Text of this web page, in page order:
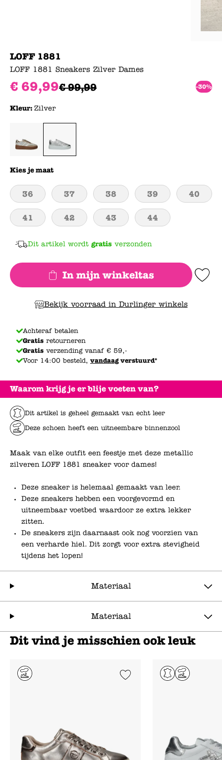
Waarom krijg je er blije voeten van?
Dit artikel is geheel gemaakt van echt leer
Deze schoen heeft een uitneembare binnenzool
Maak van elke outfit een feestje met deze metallic
zilveren LOFF 1881 sneaker voor dames!
Deze sneaker is helemaal gemaakt van leer.
Deze sneakers hebben een voorgevormd en
uitneembaar voetbed waardoor ze extra lekker
zitten.
De sneakers zijn daarnaast ook nog voorzien van
een verharde hiel. Dit zorgt voor extra stevigheid
tijdens het lopen!
Materiaal
Materiaal
LOFF 1881
LOFF 1881 Sneakers Zilver Dames
€ 69,99€ 99,99 -30%
Kleur: Zilver
Kies je maat
36 37 38 39 40
41 42 43 44
Dit artikel wordt gratis verzonden
In mijn winkeltas Add to
Bekijk voorraad in Durlinger winkels
Achteraf betalen
Gratis retourneren
Gratis verzending vanaf € 59,-
Voor 14:00 besteld, vandaagverstuurd*
Dit vind je misschien ook leuk
Add to Wishlist